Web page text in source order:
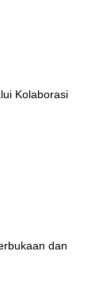
Kolaborasi
dan